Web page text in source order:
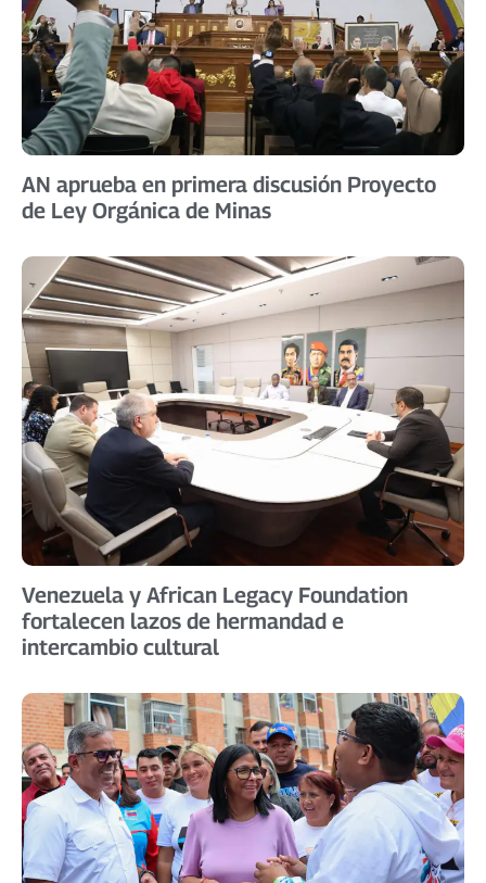
AN aprueba en primera discusión Proyecto
de Ley Orgánica de Minas
Venezuela y African Legacy Foundation
fortalecen lazos de hermandad e
intercambio cultural